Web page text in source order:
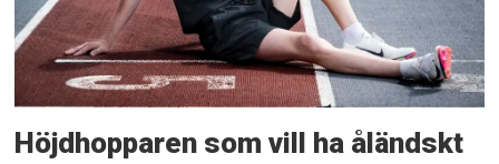
Höjdhopparen som vill ha åländskt